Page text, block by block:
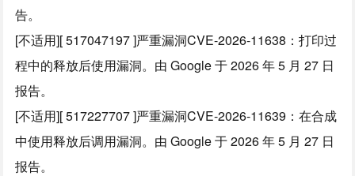
告。
[不适用][ 517047197 ]严重漏洞CVE-2026-11638：打印过
程中的释放后使用漏洞。由 Google 于 2026 年 5 月 27 日
报告。
[不适用][ 517227707 ]严重漏洞CVE-2026-11639：在合成
中使用释放后调用漏洞。由 Google 于 2026 年 5 月 27 日
报告。